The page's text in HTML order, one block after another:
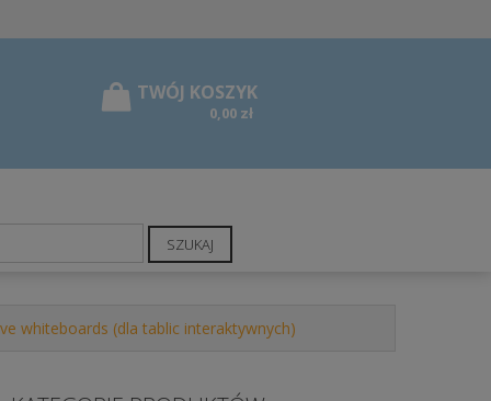
0,00 zł
SZUKAJ
whiteboards (dla tablic interaktywnych)